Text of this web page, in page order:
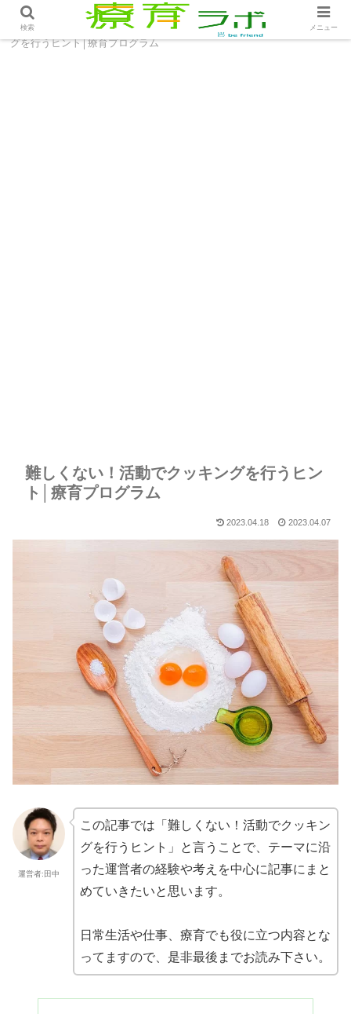
ホーム 療育プログラム
難しくない！活動でクッキン
グを行うヒント│療育プログラム
難しくない！活動でクッキングを行うヒン
ト│療育プログラム
2023.04.18 2023.04.07
運営者:田中
この記事では「難しくない！活動でクッキン
グを行うヒント」と言うことで、テーマに沿
った運営者の経験や考えを中心に記事にまと
めていきたいと思います。
日常生活や仕事、療育でも役に立つ内容とな
ってますので、是非最後までお読み下さい。
検索 メニュー